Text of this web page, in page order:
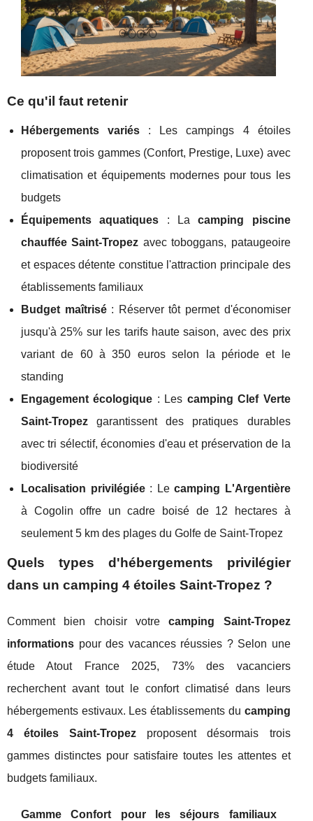
Ce qu'il faut retenir
Hébergements variés : Les campings 4 étoiles
proposent trois gammes (Confort, Prestige, Luxe) avec
climatisation et équipements modernes pour tous les
budgets
Équipements aquatiques : Lacamping piscine
chauffée Saint-Tropez avec toboggans, pataugeoire
et espaces détente constitue l'attraction principale des
établissements familiaux
Budget maîtrisé: Réserver tôt permet d'économiser
jusqu'à 25% sur les tarifs haute saison, avec des prix
variant de 60 à 350 euros selon la période et le
standing
Engagement écologique : Les camping Clef Verte
Saint-Tropez garantissent des pratiques durables
avec tri sélectif, économies d'eau et préservation de la
biodiversité
Localisation privilégiée: Lecamping L'Argentière
à Cogolin offre un cadre boisé de 12 hectares à
seulement 5 km des plages du Golfe de Saint-Tropez
Quels types d'hébergements privilégier
dans un camping 4 étoiles Saint-Tropez ?
Comment bien choisir votrecamping Saint-Tropez
informations pour des vacances réussies ? Selon une
étude Atout France 2025, 73% des vacanciers
recherchent avant tout le confort climatisé dans leurs
hébergements estivaux. Les établissements du camping
4 étoiles Saint-Tropez proposent désormais trois
gammes distinctes pour satisfaire toutes les attentes et
budgets familiaux.
Gamme Confort pour les séjours familiaux